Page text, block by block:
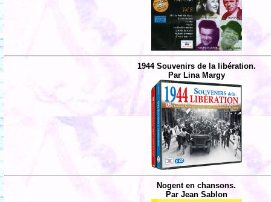
1944 Souvenirs de la libération.
Par Lina Margy
Nogent en chansons.
Par Jean Sablon